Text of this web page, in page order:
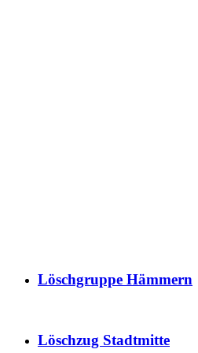
Löschgruppe Hämmern
Löschzug Stadtmitte